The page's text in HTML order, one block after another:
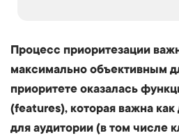
Процесс приоритезации
максимально объективным
приоритете оказалась
(features), которая важна как
для аудитории (в том числе